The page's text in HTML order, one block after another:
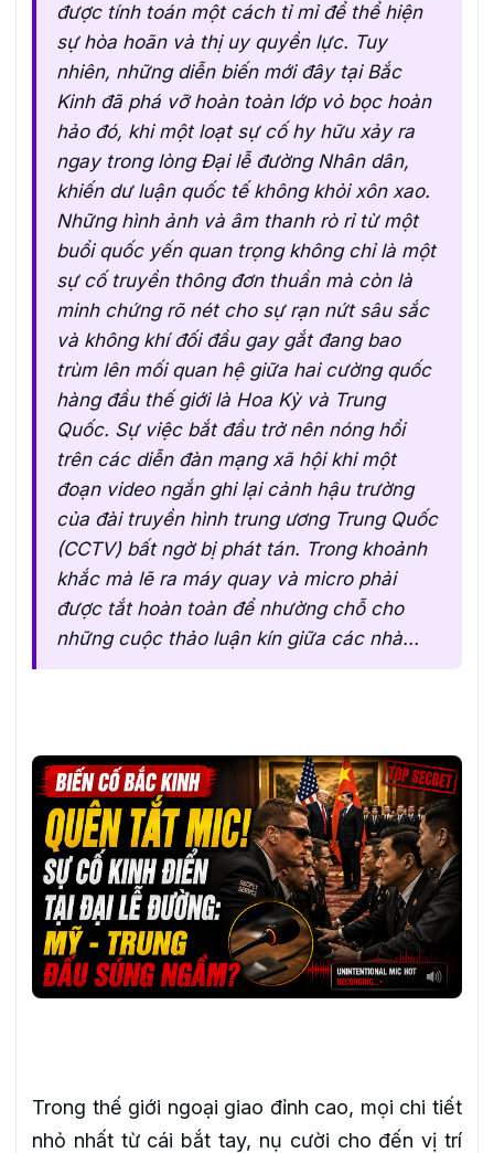
được tính toán một cách tỉ mỉ để thể hiện
sự hòa hoãn và thị uy quyền lực. Tuy
nhiên, những diễn biến mới đây tại Bắc
Kinh đã phá vỡ hoàn toàn lớp vỏ bọc hoàn
hảo đó, khi một loạt sự cố hy hữu xảy ra
ngay trong lòng Đại lễ đường Nhân dân,
khiến dư luận quốc tế không khỏi xôn xao.
Những hình ảnh và âm thanh rò rỉ từ một
buổi quốc yến quan trọng không chỉ là một
sự cố truyền thông đơn thuần mà còn là
minh chứng rõ nét cho sự rạn nứt sâu sắc
và không khí đối đầu gay gắt đang bao
trùm lên mối quan hệ giữa hai cường quốc
hàng đầu thế giới là Hoa Kỳ và Trung
Quốc. Sự việc bắt đầu trở nên nóng hổi
trên các diễn đàn mạng xã hội khi một
đoạn video ngắn ghi lại cảnh hậu trường
của đài truyền hình trung ương Trung Quốc
(CCTV) bất ngờ bị phát tán. Trong khoảnh
khắc mà lẽ ra máy quay và micro phải
được tắt hoàn toàn để nhường chỗ cho
những cuộc thảo luận kín giữa các nhà...
Trong thế giới ngoại giao đỉnh cao, mọi chi tiết
nhỏ nhất từ cái bắt tay, nụ cười cho đến vị trí